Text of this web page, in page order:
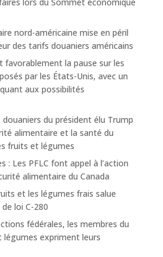
nord-américaine mise en péril
des tarifs douaniers américains
favorablement la pause sur les
par les États-Unis, avec un
aux possibilités
du président élu Trump
alimentaire et la santé du
fruits et légumes
: Les PFLC font appel à l’action
alimentaire du Canada
et les légumes frais salue
loi C-280
fédérales, les membres du
expriment leurs